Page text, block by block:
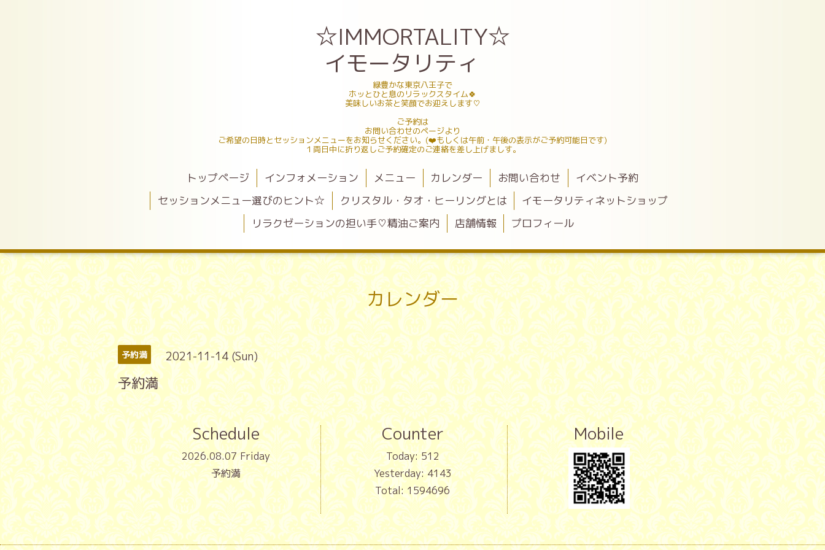
☆IMMORTALITY☆
イモータリティ
緑豊かな東京八王子で
ホッとひと息のリラックスタイム🍀
美味しいお茶と笑顔でお迎えします♡
ご予約は
お問い合わせのページより
ご希望の日時とセッションメニューをお知らせください。(❤️もしくは午前・午後の表示がご予約可能日です)
１両日中に折り返しご予約確定のご連絡を差し上げましす。
トップページ インフォメーション メニュー カレンダー お問い合わせ
イベント予約
セッションメニュー選びのヒント☆
クリスタル・タオ・ヒーリングとは
イモータリティネットショップ
リラクゼーションの担い手♡精油ご案内
店舗情報 プロフィール
カレンダー
予約満 2021-11-14 (Sun)
予約満
Schedule
2026.08.07 Friday
予約満
Counter
Today:512
Yesterday:4143
Total:1594696
Mobile